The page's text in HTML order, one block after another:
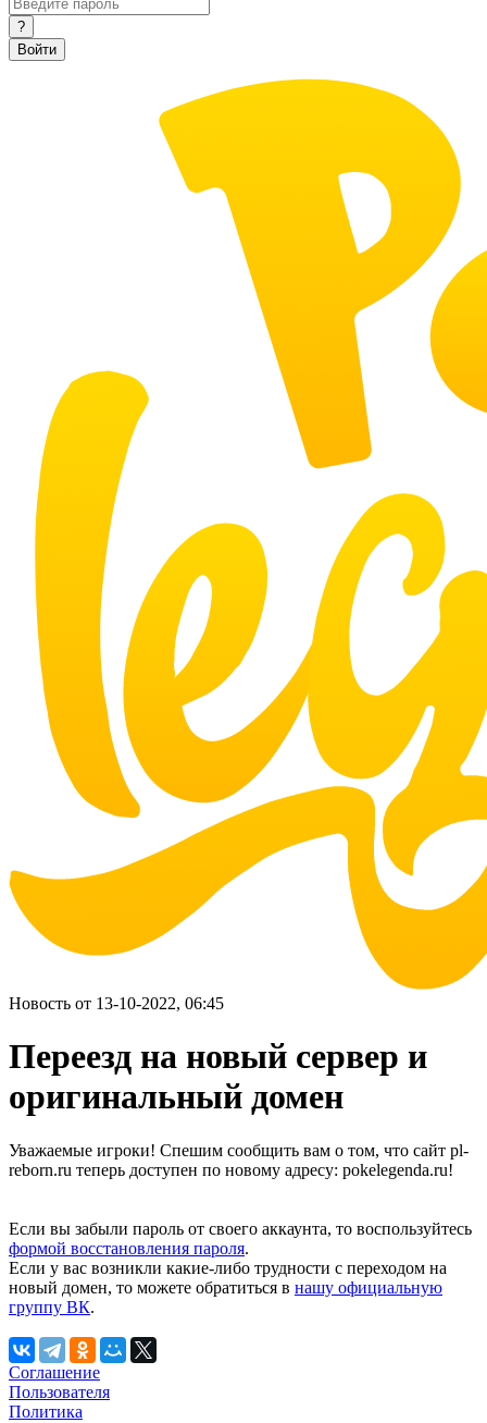
Новость от 13-10-2022, 06:45
Переезд на новый сервер и
оригинальный домен
Уважаемые игроки! Спешим сообщить вам о том, что сайт pl-
reborn.ru теперь доступен по новому адресу: pokelegenda.ru!
Если вы забыли пароль от своего аккаунта, то воспользуйтесь
формой восстановления пароля.
Если у вас возникли какие-либо трудности с переходом на
новый домен, то можете обратиться в нашу официальную
группу ВК.
Соглашение
Пользователя
Политика